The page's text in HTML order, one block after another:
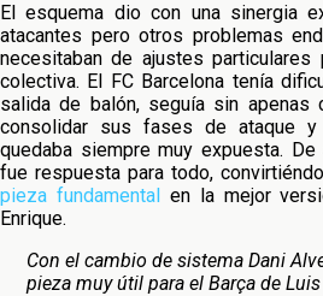
El esquema dio con una sinergia
atacantes pero otros problemas
necesitaban de ajustes particulares
colectiva. El FC Barcelona tenía
salida de balón, seguía sin apenas
consolidar sus fases de ataque
quedaba siempre muy expuesta.
fue respuesta para todo,
pieza fundamentalen la mejor
Enrique.
Con el cambio de sistema Dani
pieza muy útil para el Barça de